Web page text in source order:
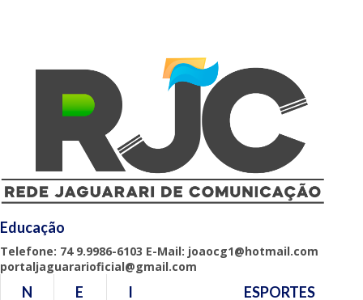
Educação
Telefone: 74 9.9986-6103 E-Mail: joaocg1@hotmail.com
portaljaguararioficial@gmail.com
N
E
I
ESPORTES